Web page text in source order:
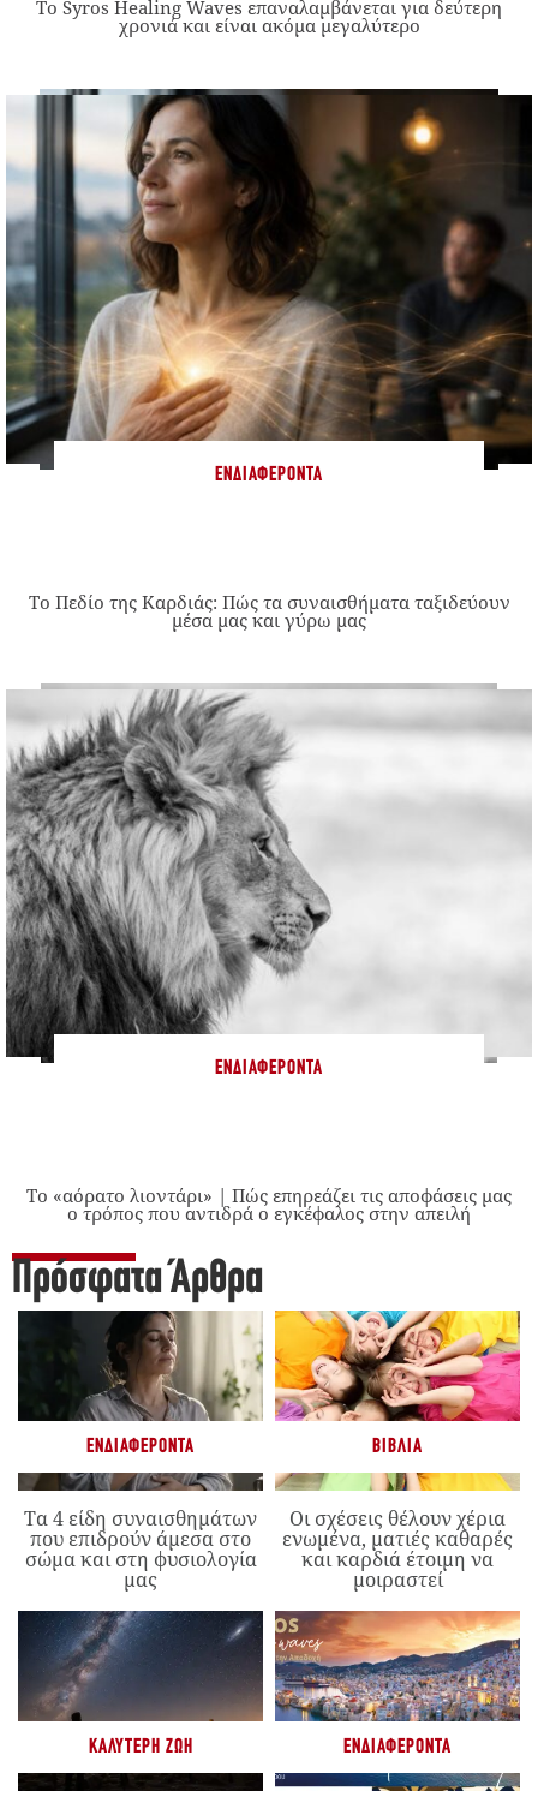
Το Syros Healing Waves επαναλαμβάνεται για δεύτερη
χρονιά και είναι ακόμα μεγαλύτερο
ΕΝΔΙΑΦΈΡΟΝΤΑ
Το Πεδίο της Καρδιάς: Πώς τα συναισθήματα ταξιδεύουν
μέσα μας και γύρω μας
ΕΝΔΙΑΦΈΡΟΝΤΑ
Το «αόρατο λιοντάρι» | Πώς επηρεάζει τις αποφάσεις μας
ο τρόπος που αντιδρά ο εγκέφαλος στην απειλή
Πρόσφατα Άρθρα
ΕΝΔΙΑΦΈΡΟΝΤΑ
Τα 4 είδη συναισθημάτων
που επιδρούν άμεσα στο
σώμα και στη φυσιολογία
μας
ΒΙΒΛΊΑ
Οι σχέσεις θέλουν χέρια
ενωμένα, ματιές καθαρές
και καρδιά έτοιμη να
μοιραστεί
ΚΑΛΎΤΕΡΗ ΖΩΉ ΕΝΔΙΑΦΈΡΟΝΤΑ